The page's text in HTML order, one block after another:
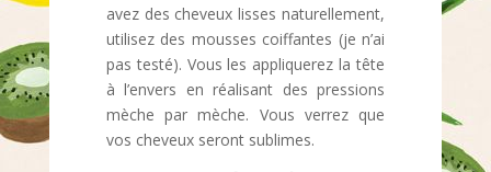
avez des cheveux lisses naturellement,
utilisez des mousses coiffantes (je n’ai
pas testé). Vous les appliquerez la tête
à l’envers en réalisant des pressions
mèche par mèche. Vous verrez que
vos cheveux seront sublimes.